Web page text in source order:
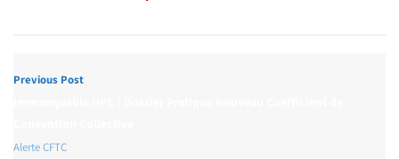
Previous Post
Alerte CFTC